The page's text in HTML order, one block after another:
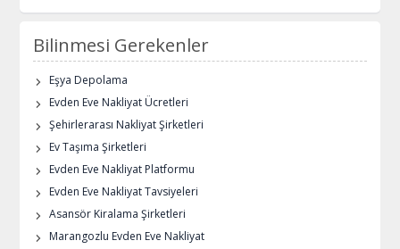
Bilinmesi Gerekenler
Eşya Depolama
Evden Eve Nakliyat Ücretleri
Şehirlerarası Nakliyat Şirketleri
Ev Taşıma Şirketleri
Evden Eve Nakliyat Platformu
Evden Eve Nakliyat Tavsiyeleri
Asansör Kiralama Şirketleri
Marangozlu Evden Eve Nakliyat